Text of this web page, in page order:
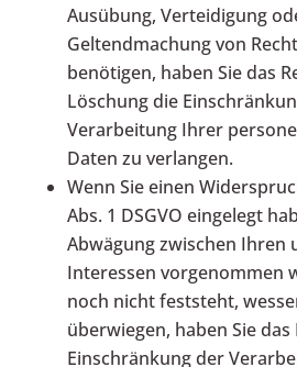
Ausübung, Verteidigung
Geltendmachung von
benötigen, haben Sie das
Löschung die
Verarbeitung Ihrer
Daten zu verlangen.
Wenn Sie einen
Abs. 1 DSGVO eingelegt
Abwägung zwischen Ihren
Interessen vorgenommen
noch nicht feststeht,
überwiegen, haben Sie das
Einschränkung der